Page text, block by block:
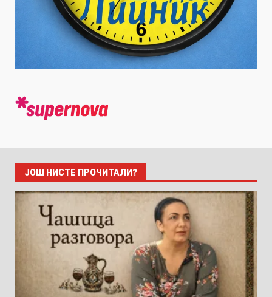
ЈОШ НИСТЕ ПРОЧИТАЛИ?